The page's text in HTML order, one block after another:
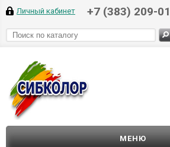
Личный кабинет +7 (383) 209-
МЕНЮ